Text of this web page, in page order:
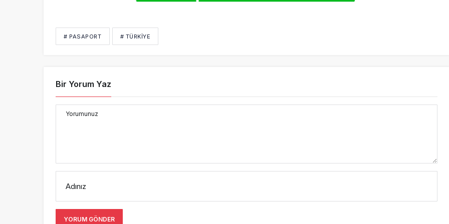
# PASAPORT # TÜRKIYE
Bir Yorum Yaz
Yorumunuz
Adınız
YORUM GÖNDER